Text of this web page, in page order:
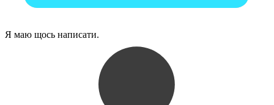
Я маю щось написати.